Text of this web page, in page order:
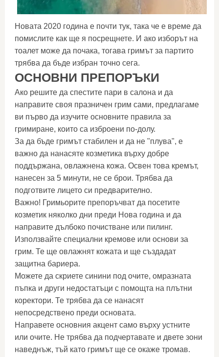
Новата 2020 година е почти тук, така че е време да
помислите как ще я посрещнете. И ако изборът на
тоалет може да почака, тогава гримът за партито
трябва да бъде избран точно сега.
ОСНОВНИ ПРЕПОРЪКИ
Ако решите да спестите пари в салона и да
направите своя празничен грим сами, предлагаме
ви първо да изучите основните правила за
гримиране, които са изброени по-долу.
За да бъде гримът стабилен и да не "плува", е
важно да нанасяте козметика върху добре
поддържана, овлажнена кожа. Освен това кремът,
нанесен за 5 минути, не се брои. Трябва да
подготвите лицето си предварително.
Важно! Гримьорите препоръчват да посетите
козметик няколко дни преди Нова година и да
направите дълбоко почистване или пилинг.
Използвайте специални кремове или основи за
грим. Те ще овлажнят кожата и ще създадат
защитна бариера.
Можете да скриете синини под очите, омразната
пъпка и други недостатъци с помощта на плътни
коректори. Те трябва да се нанасят
непосредствено преди основата.
Направете основния акцент само върху устните
или очите. Не трябва да подчертавате и двете зони
наведнъж, тъй като гримът ще се окаже тромав.